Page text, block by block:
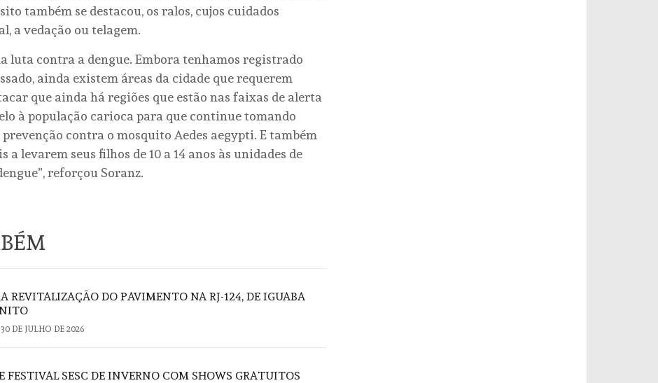
também se destacou, os ralos, cujos cuidados
a vedação ou telagem.
luta contra a dengue. Embora tenhamos registrado
ainda existem áreas da cidade que requerem
que ainda há regiões que estão nas faixas de alerta
à população carioca para que continue tomando
contra o mosquito Aedes aegypti. E também
levarem seus filhos de 10 a 14 anos às unidades de
reforçou Soranz.
REVITALIZAÇÃO DO PAVIMENTO NA RJ-124, DE IGUABA
30 DE JULHO DE 2026
FESTIVAL SESC DE INVERNO COM SHOWS GRATUITOS